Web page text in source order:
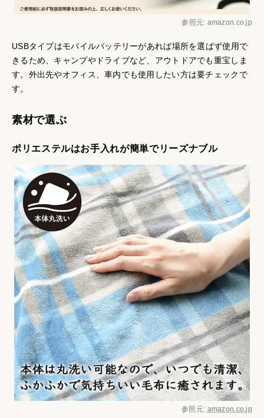
参照元: amazon.co.jp
USBタイプはモバイルバッテリーがあれば場所を選ばず使用で
きるため、キャンプやドライブなど、アウトドアでも重宝しま
す。外出先やオフィス、車内でも使用したい方は要チェックで
す。
素材で選ぶ
ポリエステルはお手入れが簡単でリーズナブル
参照元: amazon.co.jp